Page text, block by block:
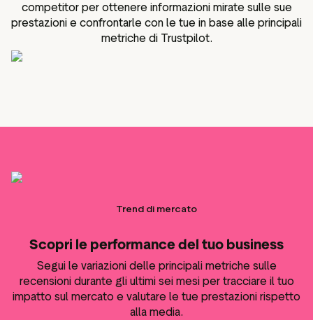
competitor per ottenere informazioni mirate sulle sue
prestazioni e confrontarle con le tue in base alle principali
metriche di Trustpilot.
Trend di mercato
Scopri le performance del tuo business
Segui le variazioni delle principali metriche sulle
recensioni durante gli ultimi sei mesi per tracciare il tuo
impatto sul mercato e valutare le tue prestazioni rispetto
alla media.